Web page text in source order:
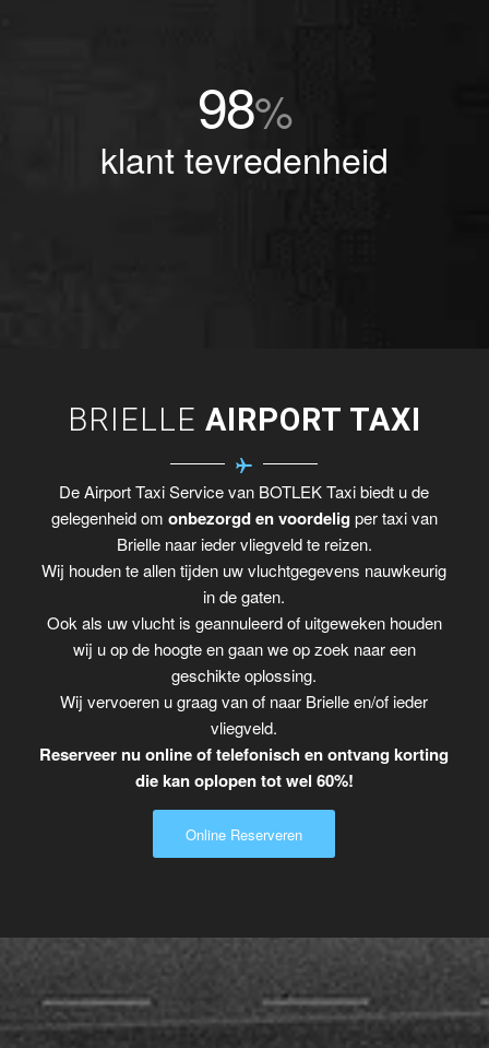
98%
klant tevredenheid
BRIELLE AIRPORT TAXI
De Airport Taxi Service van BOTLEK Taxi biedt u de
gelegenheid om onbezorgd en voordelig per taxi van
Brielle naar ieder vliegveld te reizen.
Wij houden te allen tijden uw vluchtgegevens nauwkeurig
in de gaten.
Ook als uw vlucht is geannuleerd of uitgeweken houden
wij u op de hoogte en gaan we op zoek naar een
geschikte oplossing.
Wij vervoeren u graag van of naar Brielle en/of ieder
vliegveld.
Reserveer nu online of telefonisch en ontvang korting
die kan oplopen tot wel 60%!
Online Reserveren